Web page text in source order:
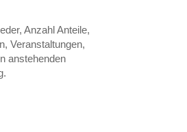
Anzahl Anteile,
Veranstaltungen,
anstehenden